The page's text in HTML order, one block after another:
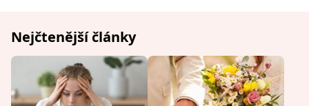
Nejčtenější články